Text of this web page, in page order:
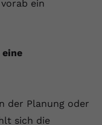
vorab ein
der Planung oder
sich die